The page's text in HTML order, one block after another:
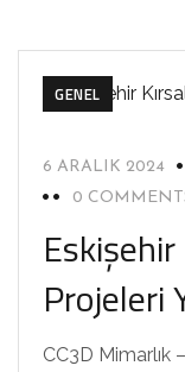
GENEL
6 ARALIK 2024
0
Projeleri
CC3D Mimarlık